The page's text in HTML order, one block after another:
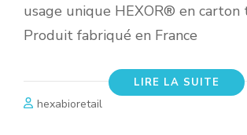
usage unique HEXOR® en carton
Produit fabriqué en France
LIRE LA SUITE
hexabioretail